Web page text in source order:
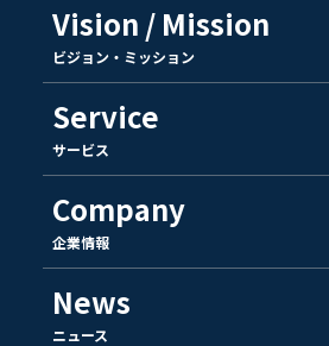
Vision / Mission
ビジョン・ミッション
Service
サービス
Company
企業情報
News
ニュース